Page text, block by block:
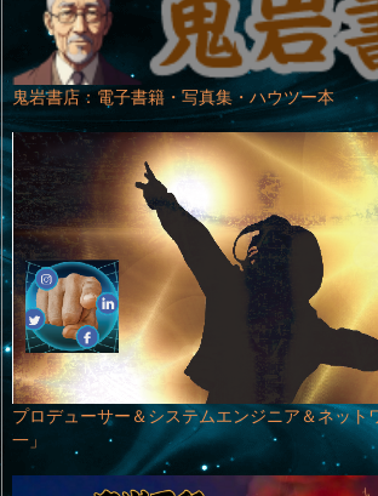
鬼岩書店：電子書籍・写真集・ハウツー本
プロデューサー＆システムエンジニア＆ネット
一」